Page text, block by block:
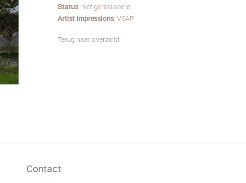
Status: niet gerealiseerd
Artist impressions: VSAP
Terug naar overzicht
Contact